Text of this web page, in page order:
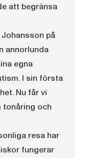
att begränsa
på
annorlunda
egna
I sin första
Nu får vi
tonåring och
resa har
fungerar